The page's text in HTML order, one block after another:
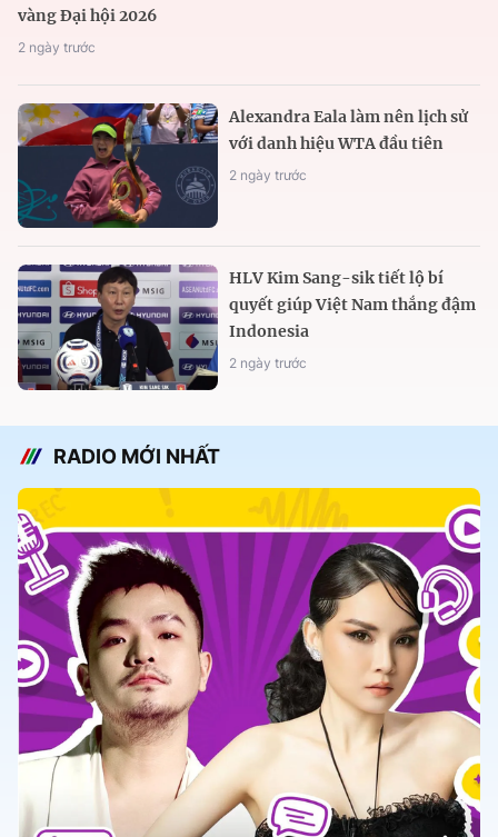
vàng Đại hội 2026
2 ngày trước
Alexandra Eala làm nên lịch sử
với danh hiệu WTA đầu tiên
2 ngày trước
HLV Kim Sang-sik tiết lộ bí
quyết giúp Việt Nam thắng đậm
Indonesia
2 ngày trước
RADIO MỚI NHẤT